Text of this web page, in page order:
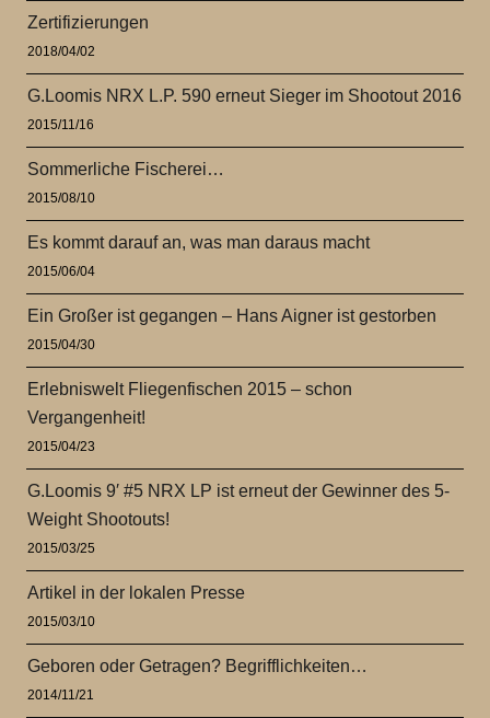
Zertifizierungen
2018/04/02
G.Loomis NRX L.P. 590 erneut Sieger im Shootout 2016
2015/11/16
Sommerliche Fischerei…
2015/08/10
Es kommt darauf an, was man daraus macht
2015/06/04
Ein Großer ist gegangen – Hans Aigner ist gestorben
2015/04/30
Erlebniswelt Fliegenfischen 2015 – schon
Vergangenheit!
2015/04/23
G.Loomis 9′ #5 NRX LP ist erneut der Gewinner des 5-
Weight Shootouts!
2015/03/25
Artikel in der lokalen Presse
2015/03/10
Geboren oder Getragen? Begrifflichkeiten…
2014/11/21